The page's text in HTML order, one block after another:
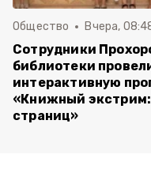
Общество Вчера,
Сотрудники
библиотеки
интерактивную
«Книжный
страниц»